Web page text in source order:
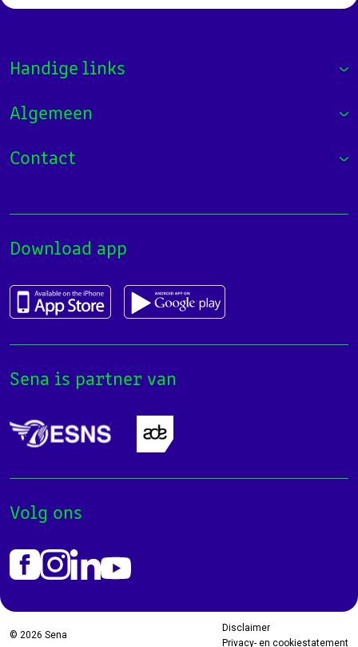
Handige links
Algemeen
Contact
Download app
Sena is partner van
Volg ons
© 2026 Sena
Disclaimer
Privacy- en cookiestatement